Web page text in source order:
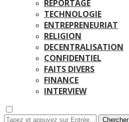
REPORTAGE
TECHNOLOGIE
ENTREPRENEURIAT
RELIGION
DECENTRALISATION
CONFIDENTIEL
FAITS DIVERS
FINANCE
INTERVIEW
Chercher